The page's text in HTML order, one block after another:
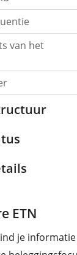
van het
ETN
je